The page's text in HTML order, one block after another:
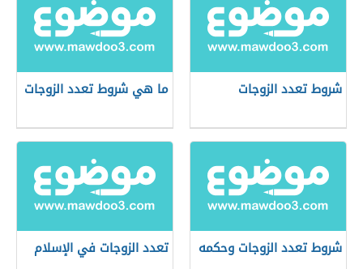
شروط تعدد الزوجات ما هي شروط تعدد الزوجات
شروط تعدد الزوجات وحكمه تعدد الزوجات في الإسلام